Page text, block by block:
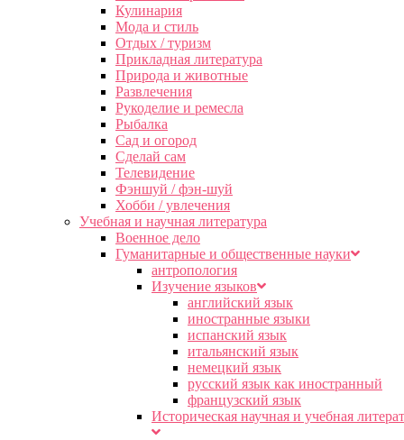
Кулинария
Мода и стиль
Отдых / туризм
Прикладная литература
Природа и животные
Развлечения
Рукоделие и ремесла
Рыбалка
Сад и огород
Сделай сам
Телевидение
Фэншуй / фэн-шуй
Хобби / увлечения
Учебная и научная литература
Военное дело
Гуманитарные и общественные науки
антропология
Изучение языков
английский язык
иностранные языки
испанский язык
итальянский язык
немецкий язык
русский язык как иностранный
французский язык
Историческая научная и учебная